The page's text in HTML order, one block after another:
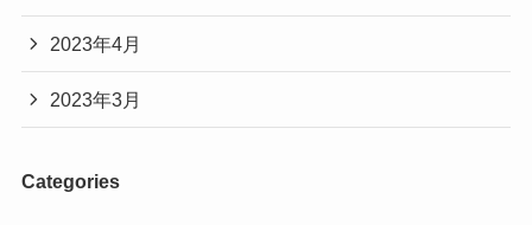
2023年4月
2023年3月
Categories